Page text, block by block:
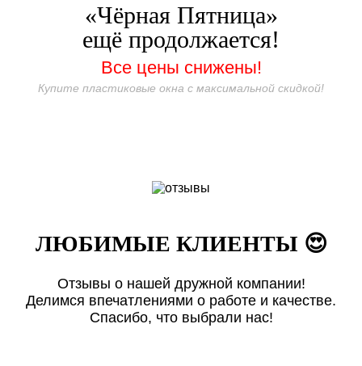
«Чёрная Пятница»
ещё продолжается!
Все цены снижены!
Купите пластиковые окна с максимальной скидкой!
ЛЮБИМЫЕ КЛИЕНТЫ 😍
Отзывы о нашей дружной компании!
Делимся впечатлениями о работе и качестве.
Спасибо, что выбрали нас!